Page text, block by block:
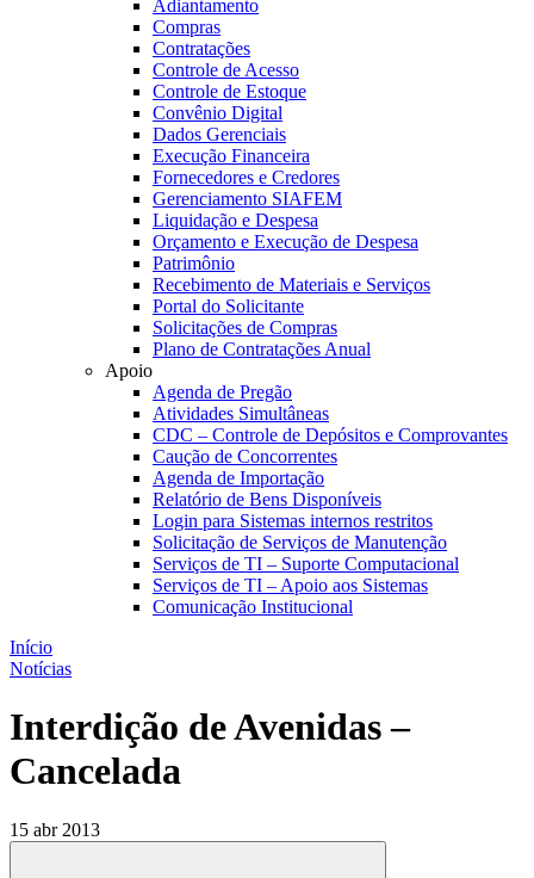
Adiantamento
Compras
Contratações
Controle de Acesso
Controle de Estoque
Convênio Digital
Dados Gerenciais
Execução Financeira
Fornecedores e Credores
Gerenciamento SIAFEM
Liquidação e Despesa
Orçamento e Execução de Despesa
Patrimônio
Recebimento de Materiais e Serviços
Portal do Solicitante
Solicitações de Compras
Plano de Contratações Anual
Apoio
Agenda de Pregão
Atividades Simultâneas
CDC – Controle de Depósitos e Comprovantes
Caução de Concorrentes
Agenda de Importação
Relatório de Bens Disponíveis
Login para Sistemas internos restritos
Solicitação de Serviços de Manutenção
Serviços de TI – Suporte Computacional
Serviços de TI – Apoio aos Sistemas
Comunicação Institucional
Início
Notícias
Interdição de Avenidas –
Cancelada
15 abr 2013